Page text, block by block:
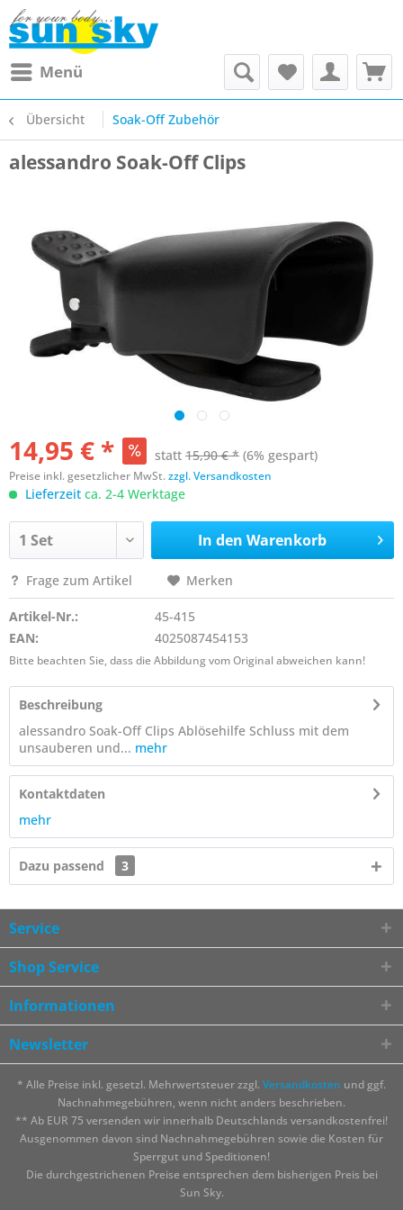
Menü
Übersicht Soak-Off Zubehör
alessandro Soak-Off Clips
14,95 € * statt 15,90 € * (6% gespart)
Preise inkl. gesetzlicher MwSt.zzgl. Versandkosten
Lieferzeit ca. 2-4 Werktage
In den Warenkorb
Frage zum Artikel Merken
Artikel-Nr.:
45-415
EAN:
4025087454153
Bitte beachten Sie, dass die Abbildung vom Original abweichen kann!
Beschreibung
alessandro Soak-Off Clips Ablösehilfe Schluss mit dem
unsauberen und... mehr
Kontaktdaten
mehr
Dazu passend 3
Service
Shop Service
Informationen
Newsletter
* Alle Preise inkl. gesetzl. Mehrwertsteuer zzgl. Versandkosten und ggf.
Nachnahmegebühren, wenn nicht anders beschrieben.
** Ab EUR 75 versenden wir innerhalb Deutschlands versandkostenfrei!
Ausgenommen davon sind Nachnahmegebühren sowie die Kosten für
Sperrgut und Speditionen!
Die durchgestrichenen Preise entsprechen dem bisherigen Preis bei
Sun Sky.